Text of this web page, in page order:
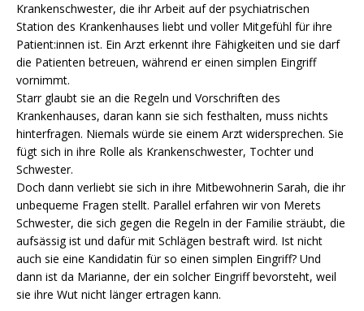
Krankenschwester, die ihr Arbeit auf der psychiatrischen
Station des Krankenhauses liebt und voller Mitgefühl für ihre
Patient:innen ist. Ein Arzt erkennt ihre Fähigkeiten und sie darf
die Patienten betreuen, während er einen simplen Eingriff
vornimmt.
Starr glaubt sie an die Regeln und Vorschriften des
Krankenhauses, daran kann sie sich festhalten, muss nichts
hinterfragen. Niemals würde sie einem Arzt widersprechen. Sie
fügt sich in ihre Rolle als Krankenschwester, Tochter und
Schwester.
Doch dann verliebt sie sich in ihre Mitbewohnerin Sarah, die ihr
unbequeme Fragen stellt. Parallel erfahren wir von Merets
Schwester, die sich gegen die Regeln in der Familie sträubt, die
aufsässig ist und dafür mit Schlägen bestraft wird. Ist nicht
auch sie eine Kandidatin für so einen simplen Eingriff? Und
dann ist da Marianne, der ein solcher Eingriff bevorsteht, weil
sie ihre Wut nicht länger ertragen kann.